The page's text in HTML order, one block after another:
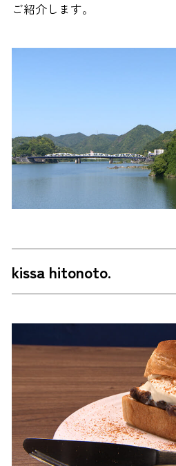
ご紹介します。
kissa hitonoto.